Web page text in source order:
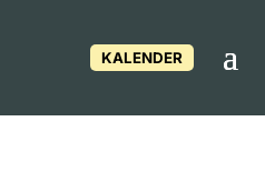
KALENDER